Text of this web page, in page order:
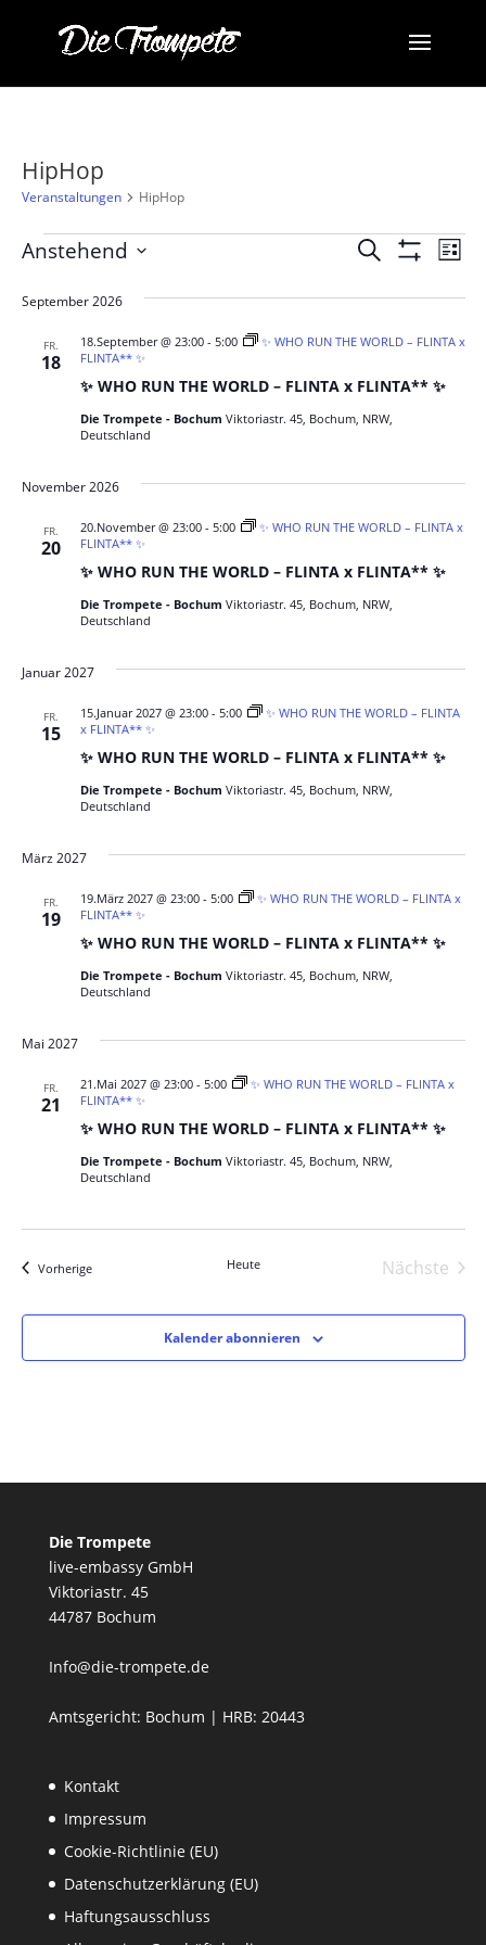
HipHop
Veranstaltungen HipHop
Veranstaltungen
und
Suche
Liste
Anstehend
wählen.
September 2026
FR.
18
✨ WHO RUN THE WORLD – FLINTA x FLINTA** ✨
18.September @ 23:00- 5:00
✨ WHO RUN THE WORLD – FLINTA x
FLINTA** ✨
Die Trompete - Bochum Viktoriastr. 45, Bochum, NRW,
Deutschland
November 2026
FR.
20
✨ WHO RUN THE WORLD – FLINTA x FLINTA** ✨
20.November @ 23:00- 5:00
✨ WHO RUN THE WORLD – FLINTA x
FLINTA** ✨
Die Trompete - Bochum Viktoriastr. 45, Bochum, NRW,
Deutschland
Januar 2027
FR.
15
✨ WHO RUN THE WORLD – FLINTA x FLINTA** ✨
15.Januar 2027 @ 23:00- 5:00
✨ WHO RUN THE WORLD – FLINTA
x FLINTA** ✨
Die Trompete - Bochum Viktoriastr. 45, Bochum, NRW,
Deutschland
März 2027
FR.
19
✨ WHO RUN THE WORLD – FLINTA x FLINTA** ✨
19.März 2027 @ 23:00- 5:00
✨ WHO RUN THE WORLD – FLINTA x
FLINTA** ✨
Die Trompete - Bochum Viktoriastr. 45, Bochum, NRW,
Deutschland
Mai 2027
FR.
21
✨ WHO RUN THE WORLD – FLINTA x FLINTA** ✨
21.Mai 2027 @ 23:00- 5:00
✨ WHO RUN THE WORLD – FLINTA x
FLINTA** ✨
Die Trompete - Bochum Viktoriastr. 45, Bochum, NRW,
Deutschland
VorherigeVeranstaltungen Heute
Nächste
Kalender abonnieren
Die Trompete
live-embassy GmbH
Viktoriastr. 45
44787 Bochum
Info@die-trompete.de
Amtsgericht: Bochum | HRB: 20443
Kontakt
Impressum
Cookie-Richtlinie (EU)
Datenschutzerklärung (EU)
Haftungsausschluss